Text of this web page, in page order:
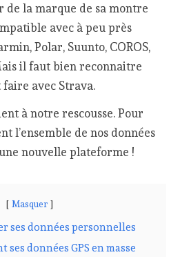
de la marque de sa montre
avec à peu près
Polar, Suunto, COROS,
il faut bien reconnaitre
faire avec Strava.
à notre rescousse. Pour
l’ensemble de nos données
nouvelle plateforme !
Masquer
ses données personnelles
données GPS en masse